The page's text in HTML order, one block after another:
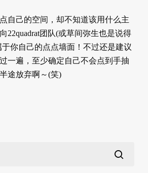
自己的空间，却不知道该用什么主
22quadrat团队(或草间弥生也是说得
你自己的点点墙面！不过还是建议
一遍，至少确定自己不会点到手抽
途放弃啊～(笑)